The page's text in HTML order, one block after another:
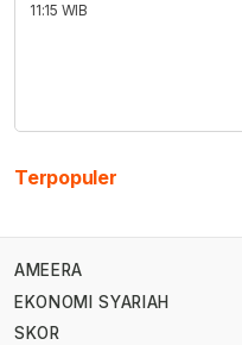
11:15 WIB
Terpopuler
AMEERA
EKONOMI SYARIAH
SKOR